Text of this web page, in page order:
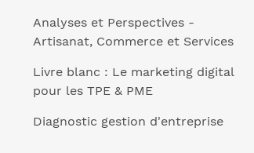
Analyses et Perspectives -
Artisanat, Commerce et Services
Livre blanc : Le marketing digital
pour les TPE & PME
Diagnostic gestion d'entreprise